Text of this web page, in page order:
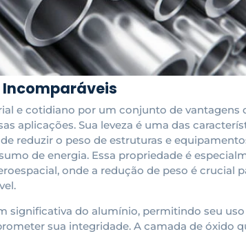
Incomparáveis
e cotidiano por um conjunto de vantagens
aplicações. Sua leveza é uma das
reduzir o peso de estruturas e
de energia. Essa propriedade é
onde a redução de peso é crucial
significativa do alumínio, permitindo seu
sua integridade. A camada de óxido